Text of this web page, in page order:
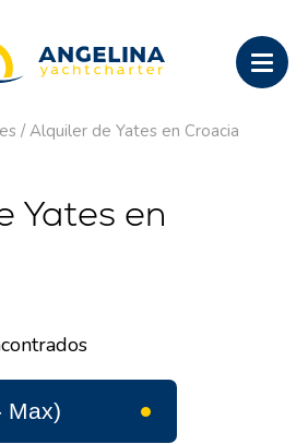
/ Alquiler de Yates en Croacia
Yates en